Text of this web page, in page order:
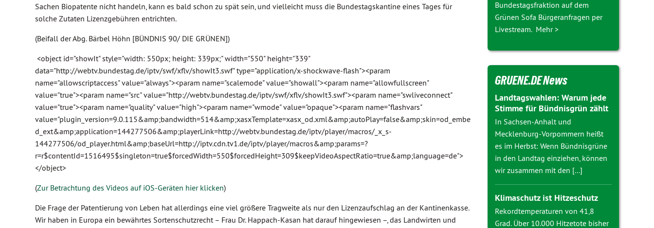
Sachen Biopatente nicht handeln, kann es bald schon zu spät sein, und vielleicht muss die Bundestagskantine eines Tages für
solche Zutaten Lizenzgebühren entrichten.
(Beifall der Abg. Bärbel Höhn [BÜNDNIS 90/ DIE GRÜNEN])
<object id="showIt" style="width: 550px; height: 339px;" width="550" height="339"
data="http://webtv.bundestag.de/iptv/swf/xflv/showIt3.swf" type="application/x-shockwave-flash"><param
name="allowscriptaccess" value="always"><param name="scalemode" value="showall"><param name="allowfullscreen"
value="true"><param name="src" value="http://webtv.bundestag.de/iptv/swf/xflv/showIt3.swf"><param name="swliveconnect"
value="true"><param name="quality" value="high"><param name="wmode" value="opaque"><param name="flashvars"
value="plugin_version=9.0.115&amp;bandwidth=514&amp;xasxTemplate=xasx_od.xml&amp;autoPlay=false&amp;skin=od_embe
d_ext&amp;application=144277506&amp;playerLink=http://webtv.bundestag.de/iptv/player/macros/_x_s-
144277506/od_player.html&amp;baseUrl=http://iptv.cdn.tv1.de/iptv/player/macros&amp;params=?
r=r$contentId=1516495$singleton=true$forcedWidth=550$forcedHeight=309$keepVideoAspectRatio=true&amp;language=de">
</object>
(Zur Betrachtung des Videos auf iOS-Geräten hier klicken)
Die Frage der Patentierung von Leben hat allerdings eine viel größere Tragweite als nur den Lizenzaufschlag an der Kantinenkasse.
Wir haben in Europa ein bewährtes Sortenschutzrecht – Frau Dr. Happach-Kasan hat darauf hingewiesen –, das Landwirten und
Bundestagsfraktion auf dem
Grünen Sofa Bürgeranfragen per
Livestream. Mehr >
GRUENE.DE News
Landtagswahlen: Warum jede
Stimme für Bündnisgrün zählt
In Sachsen-Anhalt und
Mecklenburg-Vorpommern heißt
es im Herbst: Wenn Bündnisgrüne
in den Landtag einziehen, können
wir zusammen mit den [...]
Klimaschutz ist Hitzeschutz
Rekordtemperaturen von 41,8
Grad. Über 10.000 Hitzetote bisher